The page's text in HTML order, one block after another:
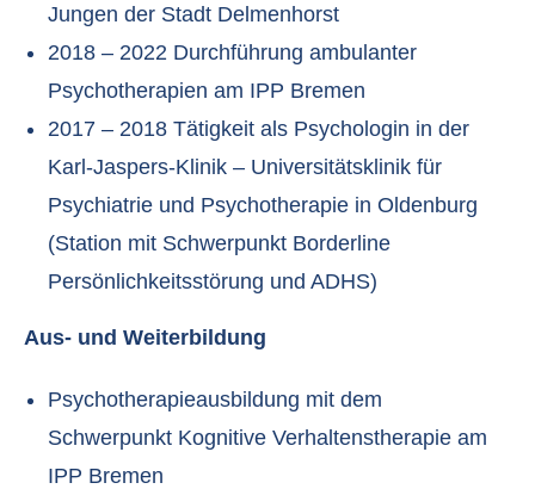
Jungen der Stadt Delmenhorst
2018 – 2022 Durchführung ambulanter
Psychotherapien am IPP Bremen
2017 – 2018 Tätigkeit als Psychologin in der
Karl-Jaspers-Klinik – Universitätsklinik für
Psychiatrie und Psychotherapie in Oldenburg
(Station mit Schwerpunkt Borderline
Persönlichkeitsstörung und ADHS)
Aus- und Weiterbildung
Psychotherapieausbildung mit dem
Schwerpunkt Kognitive Verhaltenstherapie am
IPP Bremen